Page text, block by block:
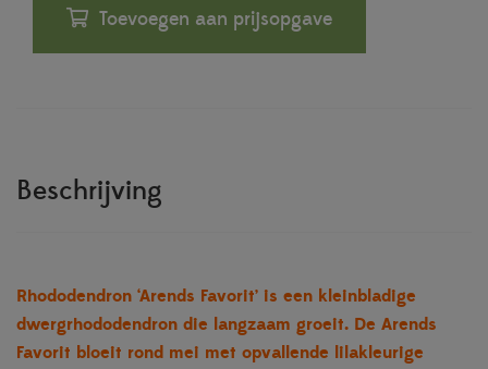
Toevoegen aan prijsopgave
Beschrijving
Rhododendron ‘Arends Favorit’ is een kleinbladige
dwergrhododendron die langzaam groeit. De Arends
Favorit bloeit rond mei met opvallende lilakleurige